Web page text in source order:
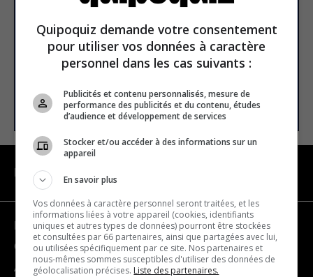
Email address
SUBSCRIBE
NAVIGATION
Become a partner
Contact us
About us
Quipoquiz demande votre consentement
pour utiliser vos données à caractère
personnel dans les cas suivants :
Publicités et contenu personnalisés, mesure de
performance des publicités et du contenu, études
d’audience et développement de services
Stocker et/ou accéder à des informations sur un
appareil
En savoir plus
Vos données à caractère personnel seront traitées, et les
informations liées à votre appareil (cookies, identifiants
uniques et autres types de données) pourront être stockées
et consultées par 66 partenaires, ainsi que partagées avec lui,
ou utilisées spécifiquement par ce site. Nos partenaires et
nous-mêmes sommes susceptibles d'utiliser des données de
géolocalisation précises. Liste des partenaires.